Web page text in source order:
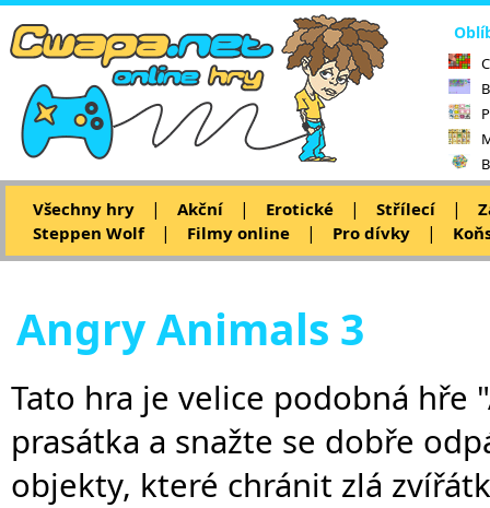
Všechny hry | Akční | Erotické | Střílecí |
Steppen Wolf
| Filmy online | Pro dívky |
Angry Animals 3
Tato hra je velice podobná hře
prasátka a snažte se dobře
objekty, které chránit zlá